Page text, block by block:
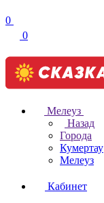
0
0
Мелеуз
Назад
Города
Кумертау
Мелеуз
Кабинет